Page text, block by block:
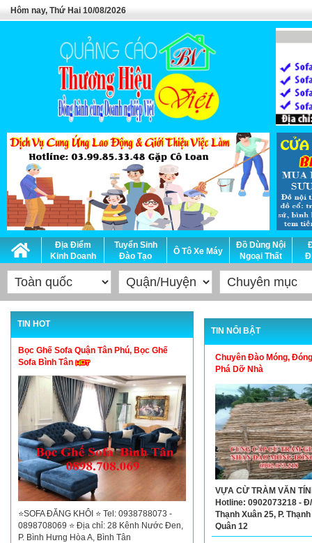
Hôm nay, Thứ Hai 10/08/2026
Địa Điểm
Kinh Doanh
Tuyển Sinh
Đào Tạo
Ô Tô Xe Máy
Đồ Dùng Nội
Ngoại Thất
TIN HOT
Bọc Ghế Sofa Quận Tân Phú, Bọc Ghế
Sofa Bình Tân
⭐SOFA ĐĂNG KHÔI ⭐ Tel: 0938788073 -
0898708069 ⭐ Địa chỉ: 28 Kênh Nước Đen,
P. Bình Hưng Hòa A, Bình Tân
TIN NỔI BẬT
Chuyên Đào Móng,
Phá Dỡ Nhà
VỰA CỪ TRÀM VĂN
Hotline: 0902073218 -
Thạnh Xuân 25, P.
Quận 12